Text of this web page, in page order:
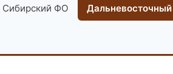
Сибирский ФО